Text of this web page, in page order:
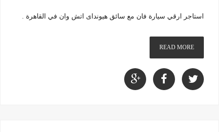
استاجر ارقي سيارة فان مع سائق هيونداى اتش وان في القاهرة .
READ MORE